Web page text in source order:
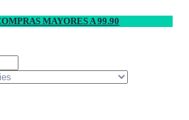
MAYORES A 99.90